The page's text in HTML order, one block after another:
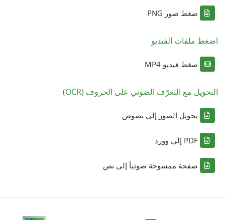
ضغط صور PNG
اضغط ملفات الفيديو
ضغط فيديو MP4
التحويل مع التعرّف الضوئي على الحروف (OCR)
تحويل الصور إلى نصوص
PDF إلى وورد
صفحة ممسوحة ضوئياً إلى نص